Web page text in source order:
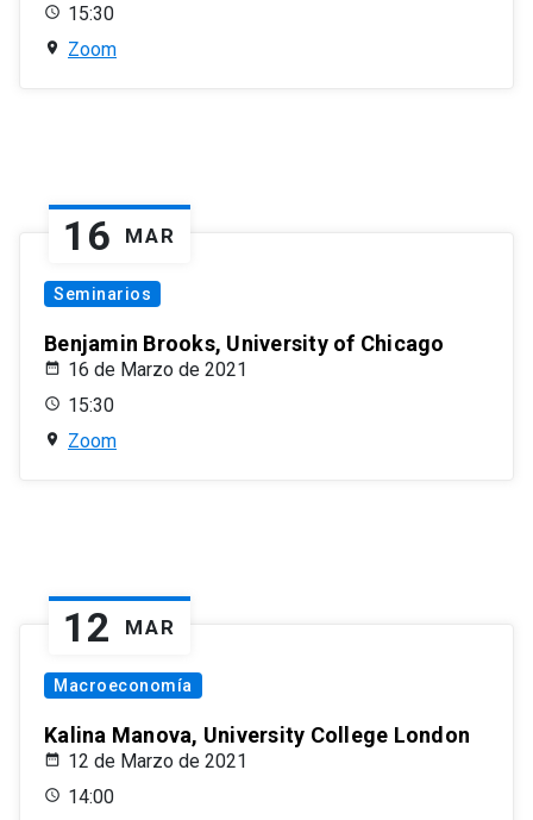
15:30
Zoom
16 MAR
Seminarios
Benjamin Brooks, University of Chicago
16 de Marzo de 2021
15:30
Zoom
12 MAR
Macroeconomía
Kalina Manova, University College London
12 de Marzo de 2021
14:00